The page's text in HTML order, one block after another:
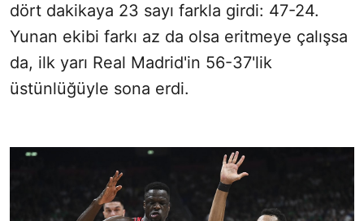
dört dakikaya 23 sayı farkla girdi: 47-24.
Yunan ekibi farkı az da olsa eritmeye çalışsa
da, ilk yarı Real Madrid'in 56-37'lik
üstünlüğüyle sona erdi.